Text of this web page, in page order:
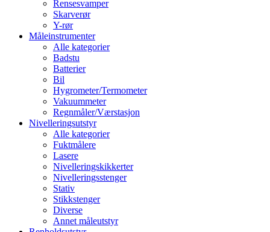
Rensesvamper
Skarverør
Y-rør
Måleinstrumenter
Alle kategorier
Badstu
Batterier
Bil
Hygrometer/Termometer
Vakuummeter
Regnmåler/Værstasjon
Nivelleringsutstyr
Alle kategorier
Fuktmålere
Lasere
Nivelleringskikkerter
Nivelleringsstenger
Stativ
Stikkstenger
Diverse
Annet måleutstyr